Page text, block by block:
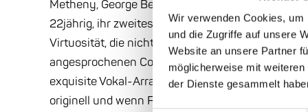
Wir verwenden Cookies,
und die Zugriffe auf unsere
Website an unsere Partner
möglicherweise mit
der Dienste gesammelt
Metheny, George Benson und Lionel Loueke.
22jährig, ihr zweites Album „Bloom“, das durch
Virtuosität, die nicht auftrumpft, sondern quasi
angesprochenen Cover-Versionen, aber
exquisite Vokal-Arrangements und federleichtes
originell und wenn Frater-Taylor singt, kann man